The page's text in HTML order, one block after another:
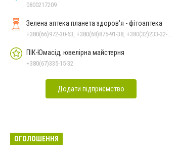
0800217209
Зелена аптека планета здоров'я - фітоаптека
ПІК-Юмасід, ювелірна майстерня
+380(67)335-15-32
Додати підприємство
ОГОЛОШЕННЯ